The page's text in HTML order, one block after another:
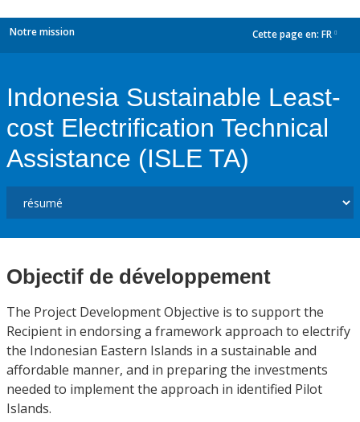
Notre mission Cette page en: FR
Indonesia Sustainable Least-
cost Electrification Technical
Assistance (ISLE TA)
Objectif de développement
The Project Development Objective is to support the
Recipient in endorsing a framework approach to electrify
the Indonesian Eastern Islands in a sustainable and
affordable manner, and in preparing the investments
needed to implement the approach in identified Pilot
Islands.